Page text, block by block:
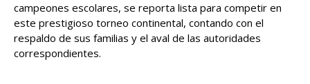
campeones escolares, se reporta lista para competir en
este prestigioso torneo continental, contando con el
respaldo de sus familias y el aval de las autoridades
correspondientes.